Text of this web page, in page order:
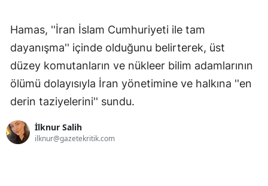
Hamas, ''İran İslam Cumhuriyeti ile tam
dayanışma'' içinde olduğunu belirterek, üst
düzey komutanların ve nükleer bilim adamlarının
ölümü dolayısıyla İran yönetimine ve halkına ''en
derin taziyelerini'' sundu.
İlknur Salih
ilknur@gazetekritik.com